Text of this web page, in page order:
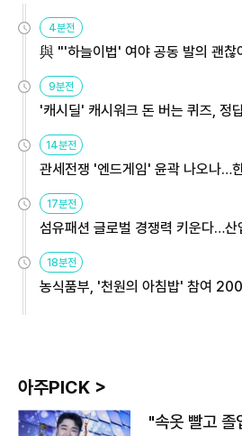
4분전
與 "'하늘이법' 여야 공동 발의 괜
9분전
'캐시딜' 캐시워크 돈 버는 퀴즈, 정
14분전
관세전쟁 '엔드게임' 윤곽 나오나…
용해야
17분전
섬유패션 글로벌 경쟁력 키운다…
원
18분전
농식품부, '천원의 아침밥' 참여
아주PICK >
"속옷 빨고